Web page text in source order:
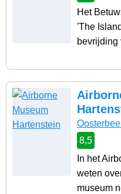
Het
'The
bevrijding
8,5
In het
weten
museum